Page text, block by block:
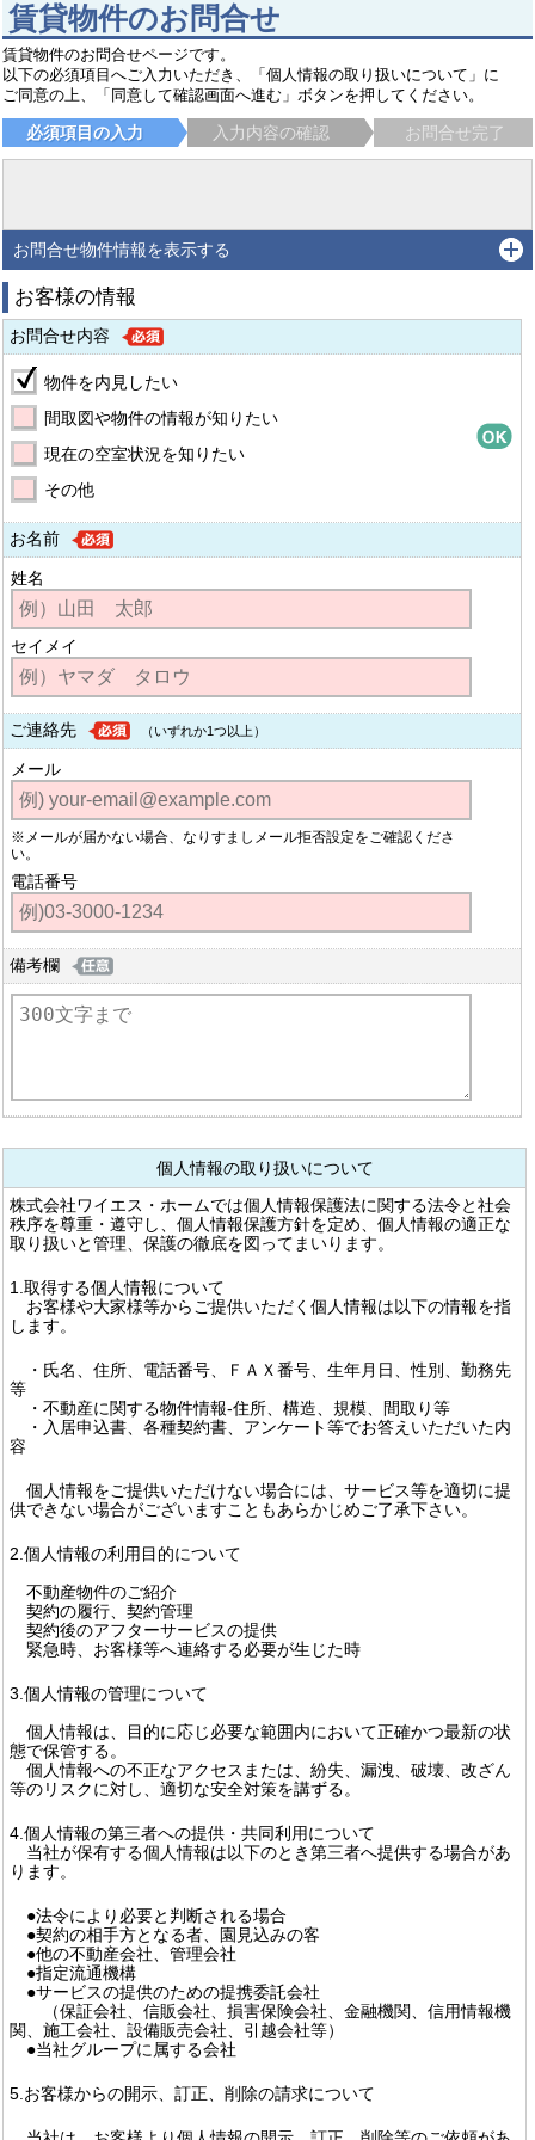
賃貸物件のお問合せ
賃貸物件のお問合せページです。
以下の必須項目へご入力いただき、「個人情報の取り扱いについて」に
ご同意の上、「同意して確認画面へ進む」ボタンを押してください。
必須項目の入力 入力内容の確認 お問合せ完了
お問合せ物件情報を表示する
お客様の情報
お問合せ内容
物件を内見したい
間取図や物件の情報が知りたい
現在の空室状況を知りたい
その他
お名前
姓名
セイメイ
ご連絡先 （いずれか1つ以上）
メール
※メールが届かない場合、なりすましメール拒否設定をご確認くださ
い。
電話番号
備考欄
個人情報の取り扱いについて
株式会社ワイエス・ホームでは個人情報保護法に関する法令と社会
秩序を尊重・遵守し、個人情報保護方針を定め、個人情報の適正な
取り扱いと管理、保護の徹底を図ってまいります。
1.取得する個人情報について
お客様や大家様等からご提供いただく個人情報は以下の情報を指
します。
・氏名、住所、電話番号、ＦＡＸ番号、生年月日、性別、勤務先
等
・不動産に関する物件情報-住所、構造、規模、間取り等
・入居申込書、各種契約書、アンケート等でお答えいただいた内
容
個人情報をご提供いただけない場合には、サービス等を適切に提
供できない場合がございますこともあらかじめご了承下さい。
2.個人情報の利用目的について
不動産物件のご紹介
契約の履行、契約管理
契約後のアフターサービスの提供
緊急時、お客様等へ連絡する必要が生じた時
3.個人情報の管理について
個人情報は、目的に応じ必要な範囲内において正確かつ最新の状
態で保管する。
個人情報への不正なアクセスまたは、紛失、漏洩、破壊、改ざん
等のリスクに対し、適切な安全対策を講ずる。
4.個人情報の第三者への提供・共同利用について
当社が保有する個人情報は以下のとき第三者へ提供する場合があ
ります。
●法令により必要と判断される場合
●契約の相手方となる者、園見込みの客
●他の不動産会社、管理会社
●指定流通機構
●サービスの提供のための提携委託会社
（保証会社、信販会社、損害保険会社、金融機関、信用情報機
関、施工会社、設備販売会社、引越会社等）
●当社グループに属する会社
5.お客様からの開示、訂正、削除の請求について